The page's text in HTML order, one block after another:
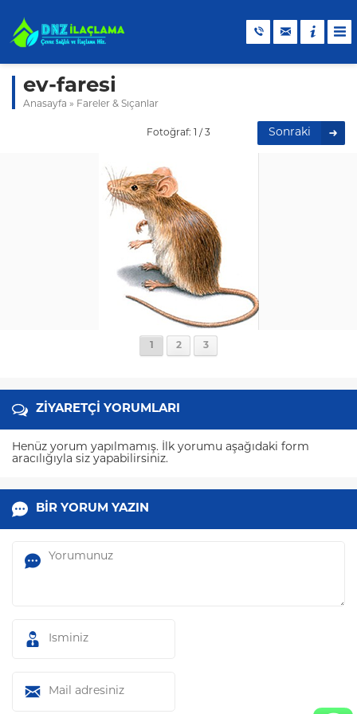
ev-faresi
Anasayfa » Fareler & Sıçanlar
Fotoğraf: 1 / 3 Sonraki
1 2 3
ZİYARETÇİ YORUMLARI
Henüz yorum yapılmamış. İlk yorumu aşağıdaki form
aracılığıyla siz yapabilirsiniz.
BİR YORUM YAZIN